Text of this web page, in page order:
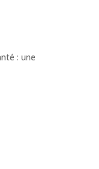
: une